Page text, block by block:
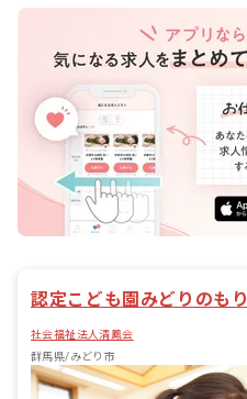
認定こども園みどりのもり
社会福祉法人清鳳会
群馬県/みどり市